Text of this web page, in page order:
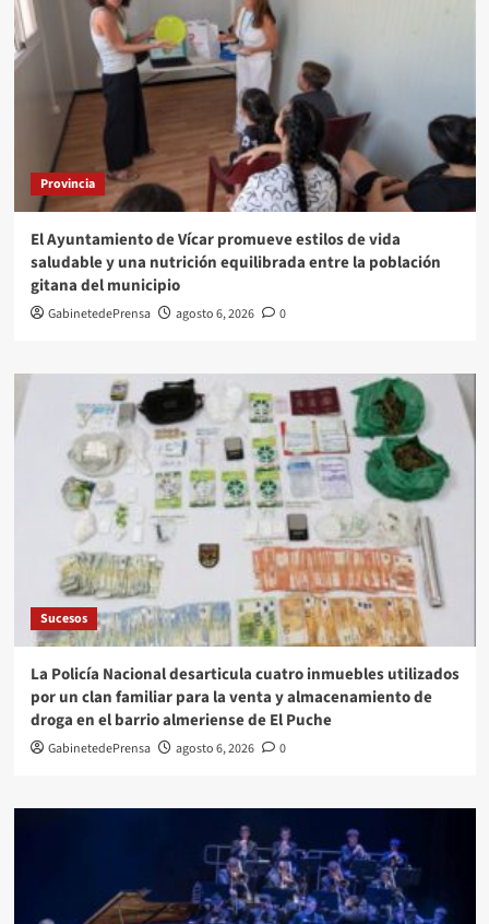
Provincia
El Ayuntamiento de Vícar promueve estilos de vida
saludable y una nutrición equilibrada entre la población
gitana del municipio
GabinetedePrensa agosto 6, 2026 0
Sucesos
La Policía Nacional desarticula cuatro inmuebles utilizados
por un clan familiar para la venta y almacenamiento de
droga en el barrio almeriense de El Puche
GabinetedePrensa agosto 6, 2026 0